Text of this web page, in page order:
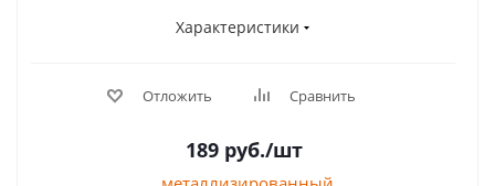
Характеристики
Отложить Сравнить
189руб./шт